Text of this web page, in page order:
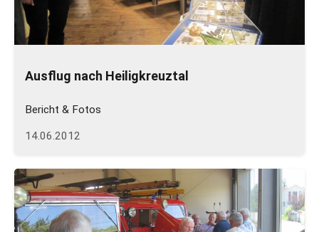
Ausflug nach Heiligkreuztal
Bericht & Fotos
14.06.2012